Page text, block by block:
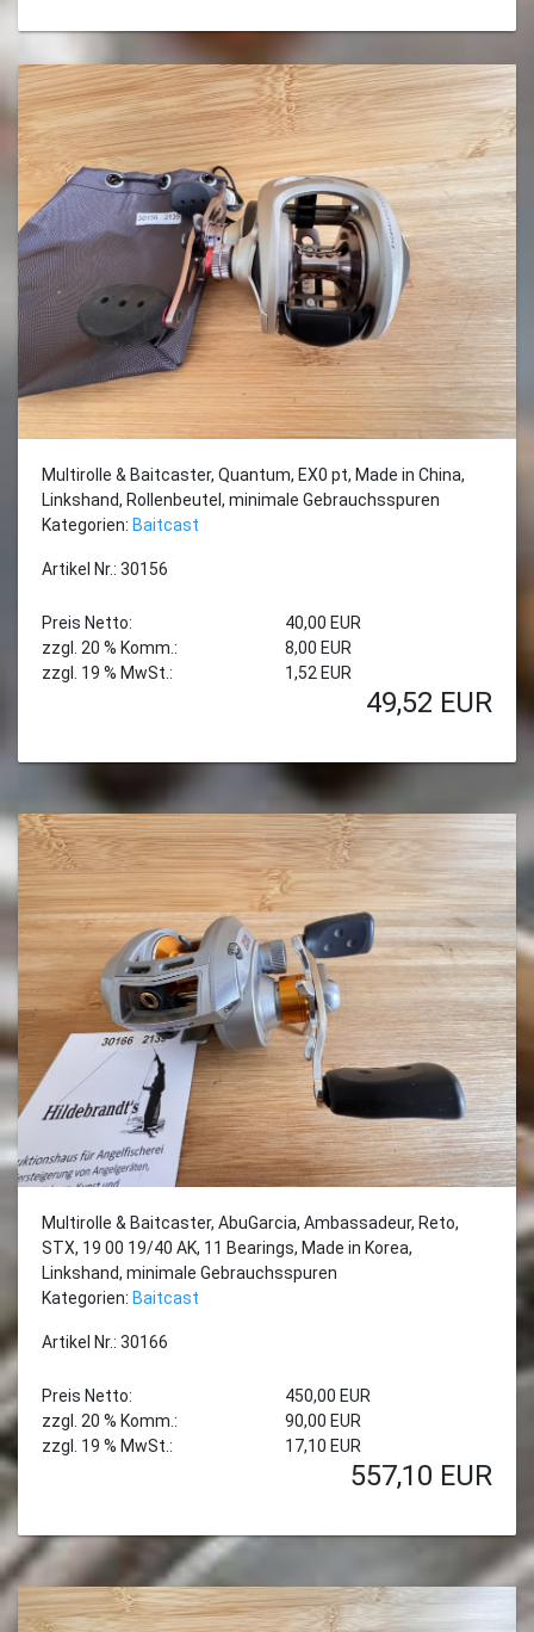
Multirolle & Baitcaster, Quantum, EX0 pt, Made in China,
Linkshand, Rollenbeutel, minimale Gebrauchsspuren
Kategorien: Baitcast
Artikel Nr.: 30156
Preis Netto:
40,00 EUR
zzgl. 20 % Komm.:
8,00 EUR
zzgl. 19 % MwSt.:
1,52 EUR
49,52 EUR
Multirolle & Baitcaster, AbuGarcia, Ambassadeur, Reto,
STX, 19 00 19/40 AK, 11 Bearings, Made in Korea,
Linkshand, minimale Gebrauchsspuren
Kategorien: Baitcast
Artikel Nr.: 30166
Preis Netto:
450,00 EUR
zzgl. 20 % Komm.:
90,00 EUR
zzgl. 19 % MwSt.:
17,10 EUR
557,10 EUR